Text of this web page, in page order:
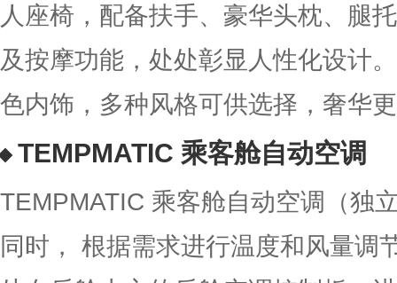
人座椅，配备扶手、豪华头枕、腿
及按摩功能，处处彰显人性化设计
色内饰，多种风格可供选择，奢华
TEMPMATIC 乘客舱自动空调
TEMPMATIC 乘客舱自动空调（独
同时， 根据需求进行温度和风量调